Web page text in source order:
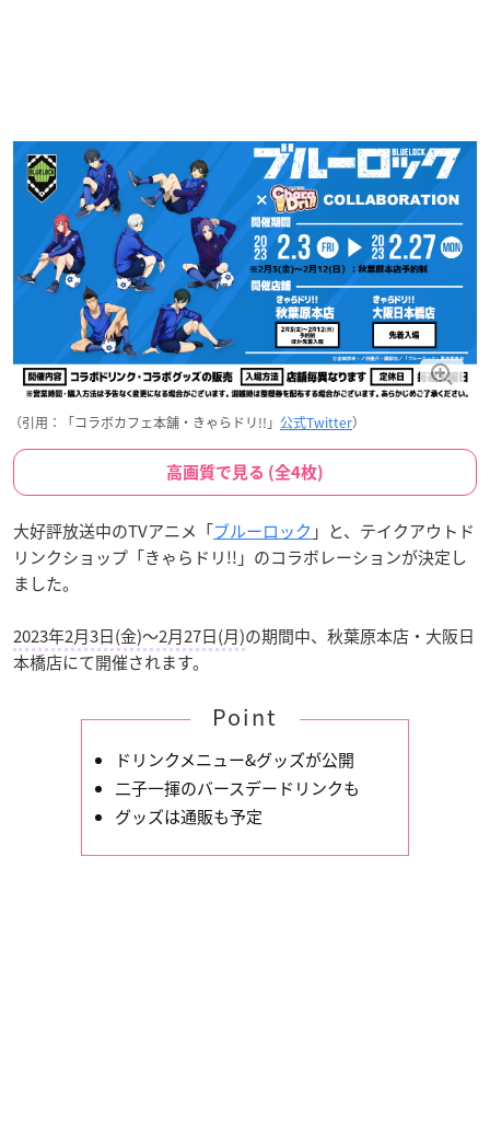
（引用：「コラボカフェ本舗・きゃらドリ!!」 公式Twitter）
高画質で見る (全4枚)
大好評放送中のTVアニメ「ブルーロック 」と、テイクアウトド
リンクショップ「きゃらドリ!!」のコラボレーションが決定し
ました。
2023年2月3日(金)〜2月27日(月)の期間中、秋葉原本店・大阪日
本橋店にて開催されます。
Point
ドリンクメニュー&グッズが公開
二子一揮のバースデードリンクも
グッズは通販も予定